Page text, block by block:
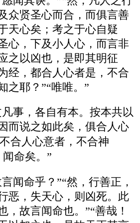
众贤圣心而合，而俱言善
天心矣；考之于心自疑
心，下及小人心，而言非
之以凶也，是即其明征
经，都合人心者是，不合
之耶？”“唯唯。”
事，各自有本。按本共以
而说之如此矣，俱合人心
合人心意者，不合神
闻命矣。”
闻命乎？”“然，行善正，
恶，失天心，则凶死。此
，故言闻命也。”“善哉！